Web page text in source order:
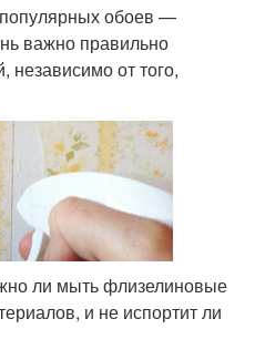
обоев —
важно правильно
независимо от того,
ли мыть флизелиновые
и не испортит ли